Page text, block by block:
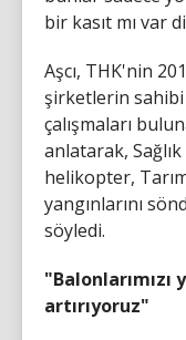
bir kasıt mı var
Aşcı, THK'nin
şirketlerin sahibi
çalışmaları
anlatarak,
helikopter,
yangınlarını
söyledi.
artırıyoruz"